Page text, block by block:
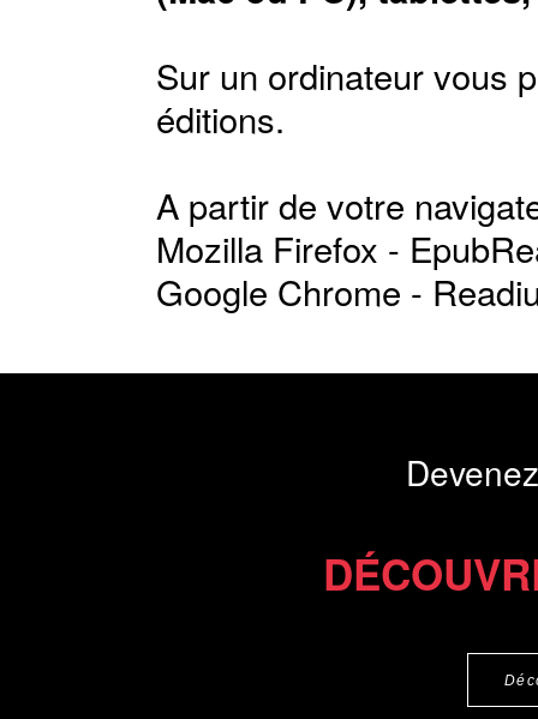
Sur un ordinateur vous
éditions.
A partir de votre
Mozilla Firefox -
Google Chrome -